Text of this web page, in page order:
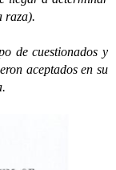
raza).
cuestionados y
aceptados en su